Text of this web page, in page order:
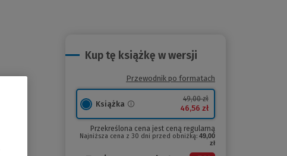
Kup tę książkę w wersji
Przewodnik po formatach
Książka
49,00 zł
46,56 zł
Przekreślona cena jest ceną regularną
Najniższa cena z 30 dni przed obniżką: 49,00
zł